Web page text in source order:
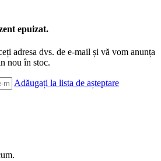
epuizat.
adresa dvs. de e-mail și vă vom anunța
nou în stoc.
Adăugați la lista de așteptare